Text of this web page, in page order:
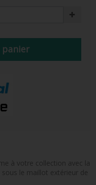
à votre collection avec la
, sous le maillot extérieur de